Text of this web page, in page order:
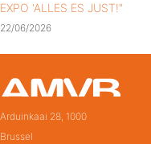
EXPO 'ALLES ES JUST!"
22/06/2026
Arduinkaai 28, 1000
Brussel